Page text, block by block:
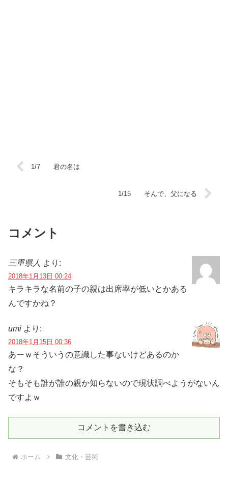
1/7 君の名は
1/15 そんで、父になる
コメント
三重県人 より:
2018年1月13日 00:24
キラキラな名前の子の親は出席率が低いとかある
んですかね？
umi より:
2018年1月15日 00:36
あーｗそういうの意識した事ないけどあるのか
な？
そもそも誰が誰の親か知らないので現状調べようがないん
ですよｗ
コメントを書き込む
ホーム 文化・芸術